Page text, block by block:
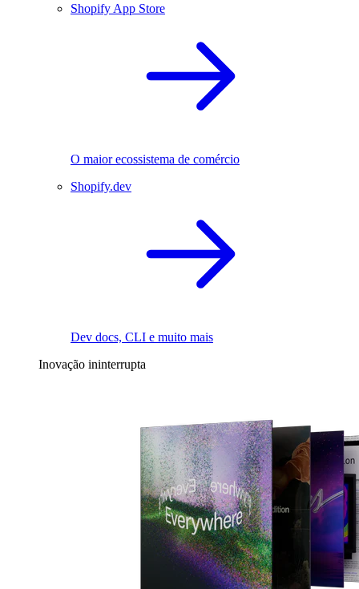
Shopify App Store
O maior ecossistema de comércio
Shopify.dev
Dev docs, CLI e muito mais
Inovação ininterrupta